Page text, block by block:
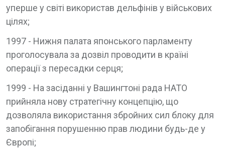
уперше у світі використав дельфінів у військових
цілях;
1997 - Нижня палата японського парламенту
проголосувала за дозвіл проводити в країні
операції з пересадки серця;
1999 - На засіданні у Вашингтоні рада НАТО
прийняла нову стратегічну концепцію, що
дозволяла використання збройних сил блоку для
запобігання порушенню прав людини будь-де у
Європі;